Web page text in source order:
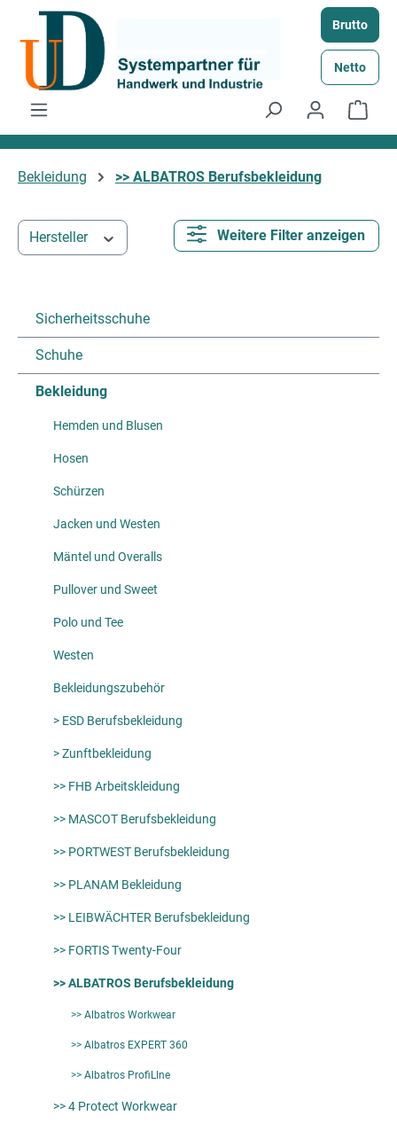
Zum Hauptinhalt springen Brutto
Netto
Bekleidung >> ALBATROS Berufsbekleidung
Hersteller Weitere Filter anzeigen
Sicherheitsschuhe
Schuhe
Bekleidung
Hemden und Blusen
Hosen
Schürzen
Jacken und Westen
Mäntel und Overalls
Pullover und Sweet
Polo und Tee
Westen
Bekleidungszubehör
> ESD Berufsbekleidung
> Zunftbekleidung
>> FHB Arbeitskleidung
>> MASCOT Berufsbekleidung
>> PORTWEST Berufsbekleidung
>> PLANAM Bekleidung
>> LEIBWÄCHTER Berufsbekleidung
>> FORTIS Twenty-Four
>> ALBATROS Berufsbekleidung
>> Albatros Workwear
>> Albatros EXPERT 360
>> Albatros ProfiLIne
>> 4 Protect Workwear